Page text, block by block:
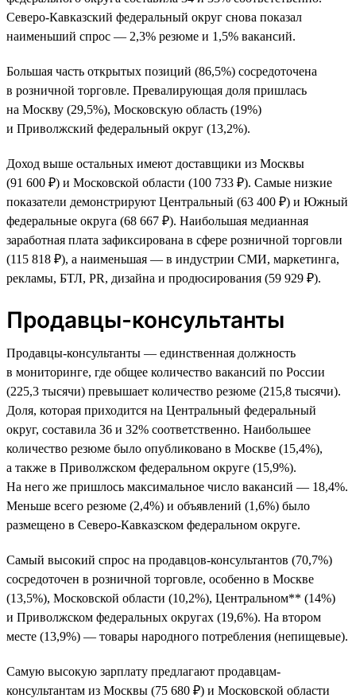
Северо-Кавказский федеральный округ снова показал
наименьший спрос — 2,3% резюме и 1,5% вакансий.
Большая часть открытых позиций (86,5%) сосредоточена
в розничной торговле. Превалирующая доля пришлась
на Москву (29,5%), Московскую область (19%)
и Приволжский федеральный округ (13,2%).
Доход выше остальных имеют доставщики из Москвы
(91 600 ₽) и Московской области (100 733 ₽). Самые низкие
показатели демонстрируют Центральный (63 400 ₽) и Южный
федеральные округа (68 667 ₽). Наибольшая медианная
заработная плата зафиксирована в сфере розничной торговли
(115 818 ₽), а наименьшая — в индустрии СМИ, маркетинга,
рекламы, БТЛ, PR, дизайна и продюсирования (59 929 ₽).
Продавцы-консультанты
Продавцы-консультанты — единственная должность
в мониторинге, где общее количество вакансий по России
(225,3 тысячи) превышает количество резюме (215,8 тысячи).
Доля, которая приходится на Центральный федеральный
округ, составила 36 и 32% соответственно. Наибольшее
количество резюме было опубликовано в Москве (15,4%),
а также в Приволжском федеральном округе (15,9%).
На него же пришлось максимальное число вакансий — 18,4%.
Меньше всего резюме (2,4%) и объявлений (1,6%) было
размещено в Северо-Кавказском федеральном округе.
Самый высокий спрос на продавцов-консультантов (70,7%)
сосредоточен в розничной торговле, особенно в Москве
(13,5%), Московской области (10,2%), Центральном** (14%)
и Приволжском федеральных округах (19,6%). На втором
месте (13,9%) — товары народного потребления (непищевые).
Самую высокую зарплату предлагают продавцам-
консультантам из Москвы (75 680 ₽) и Московской области